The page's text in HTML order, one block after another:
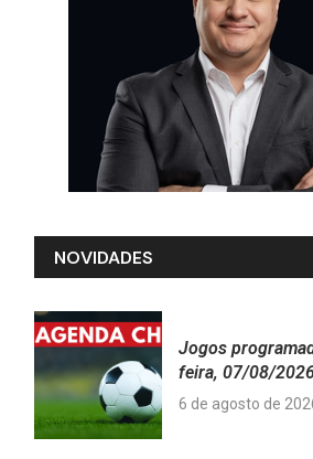
NOVIDADES
Jogos
feira, 07/08/
6 de agosto de